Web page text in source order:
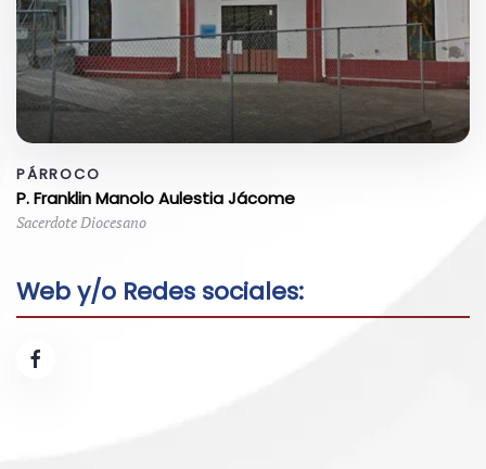
PÁRROCO
P. Franklin Manolo Aulestia Jácome
Sacerdote Diocesano
Web y/o Redes sociales: